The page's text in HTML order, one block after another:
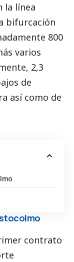
la línea
bifurcación
800
varios
2,3
de
así como de
contrato